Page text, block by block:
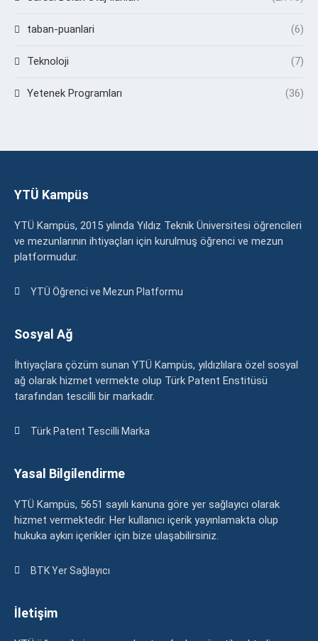
taban-puanlari (6)
Teknoloji (7)
Yetenek Programları (36)
YTÜ Kampüs
YTÜ Kampüs, 2015 yılında Yıldız Teknik Üniversitesi öğrencileri
ve mezunlarının ihtiyaçları için kurulmuş öğrenci ve mezun
platformudur.
YTÜ Öğrenci ve Mezun Platformu
Sosyal Ağ
İhtiyaçlara çözüm sunan YTÜ Kampüs, yıldızlılara özel sosyal
ağ olarak hizmet vermekte olup Türk Patent Enstitüsü
tarafından tescilli bir markadır.
Türk Patent Tescilli Marka
Yasal Bilgilendirme
YTÜ Kampüs, 5651 sayılı kanuna göre yer sağlayıcı olarak
hizmet vermektedir. Her kullanıcı içerik yayınlamakta olup
hukuka aykırı içerikler için bize ulaşabilirsiniz.
BTK Yer Sağlayıcı
İletişim